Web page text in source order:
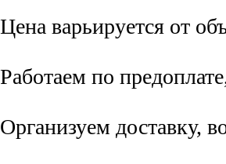
Цена варьируется от
Работаем по
Организуем доставку,